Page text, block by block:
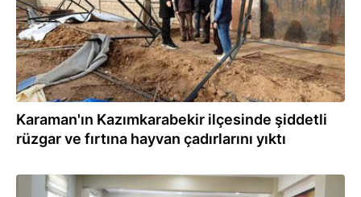
Karaman'ın Kazımkarabekir ilçesinde şiddetli
rüzgar ve fırtına hayvan çadırlarını yıktı
19.12.2023